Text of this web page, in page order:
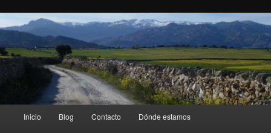
Ir al contenido principal
Ir al contenido secundario
Inicio Blog Contacto Dónde estamos